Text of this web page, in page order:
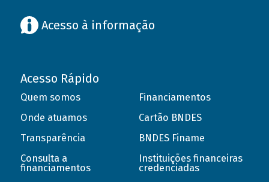
Acesso à informação
Acesso Rápido
Quem somos
Onde atuamos
Transparência
Consulta a
financiamentos
Financiamentos
Cartão BNDES
BNDES Finame
Instituições financeiras
credenciadas